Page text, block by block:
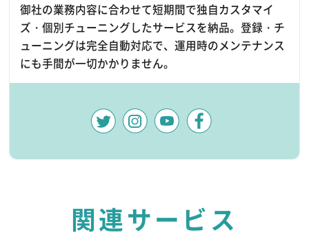
御社の業務内容に合わせて短期間で独自カスタマイ
ズ・個別チューニングしたサービスを納品。登録・チ
ューニングは完全自動対応で、運用時のメンテナンス
にも手間が一切かかりません。
関連サービス